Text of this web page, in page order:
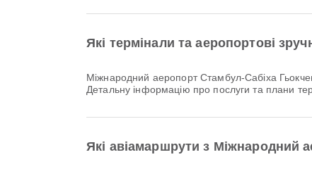
Які термінали та аеропортові
Міжнародний аеропорт Стамбул-Сабіха Гьокчен пропонує Служба обміну валют, Таксі, Дитяча кімната та багато інших зручностей, щоб покращити вашу подорож.
Детальну інформацію про послуги та плани
Які авіамаршрути з Міжнародний